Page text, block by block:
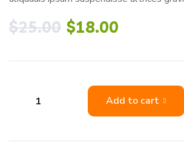
$25.00 $18.00
Add to cart